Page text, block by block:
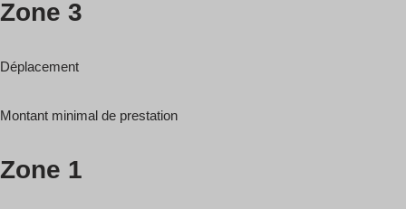
Zone 3
Déplacement
Montant minimal de prestation
Zone 1